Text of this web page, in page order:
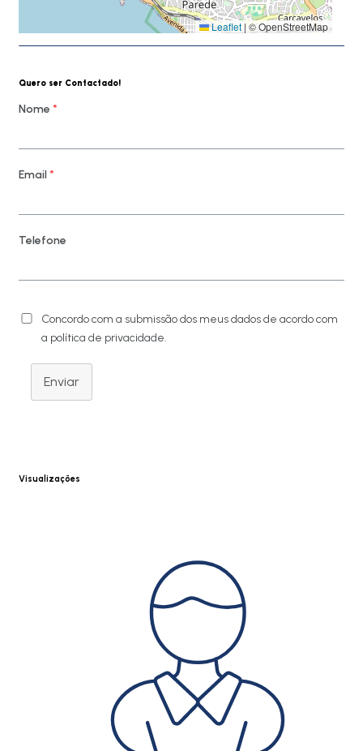
Leaflet|© OpenStreetMap
Quero ser Contactado!
Nome *
Email*
Telefone
Concordo com a submissão dos meus dados de acordo com
a política de privacidade.
Enviar
Visualizações